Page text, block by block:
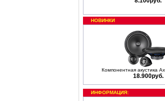
НОВИНКИ
Компонентная акустика
18.900руб.
ИНФОРМАЦИЯ: